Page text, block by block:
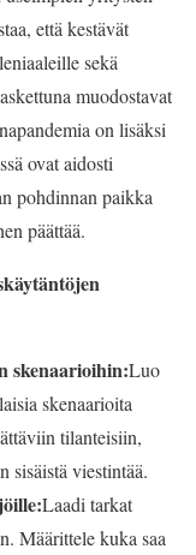
että kestävät
sekä
muodostavat
on lisäksi
ovat aidosti
pohdinnan paikka
päättää.
skenaarioihin:Luo
skenaarioita
tilanteisiin,
sisäistä viestintää.
Laadi tarkat
Määrittele kuka saa